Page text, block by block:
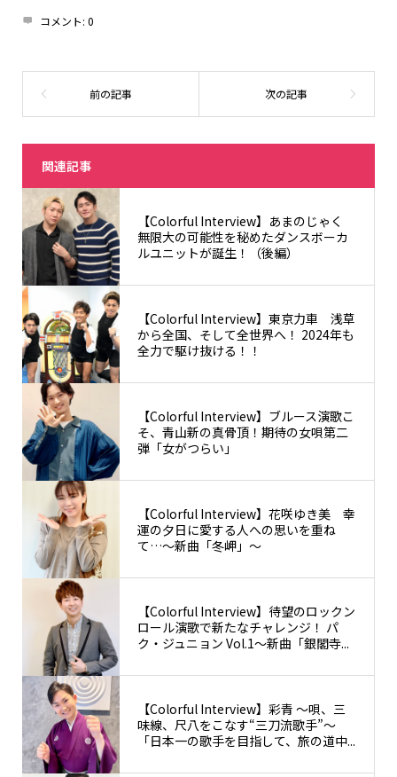
コメント: 0
関連記事
【Colorful Interview】あまのじゃく
無限大の可能性を秘めたダンスボーカ
ルユニットが誕生！（後編）
【Colorful Interview】東京力車 浅草
から全国、そして全世界へ！ 2024年も
全力で駆け抜ける！！
【Colorful Interview】ブルース演歌こ
そ、青山新の真骨頂！期待の女唄第二
弾「女がつらい」
【Colorful Interview】花咲ゆき美 幸
運の夕日に愛する人への思いを重ね
て…〜新曲「冬岬」〜
【Colorful Interview】待望のロックン
ロール演歌で新たなチャレンジ！ パ
ク・ジュニョン Vol.1〜新曲「銀閣寺...
【Colorful Interview】彩青 〜唄、三
味線、尺八をこなす“三刀流歌手”〜
「日本一の歌手を目指して、旅の道中...